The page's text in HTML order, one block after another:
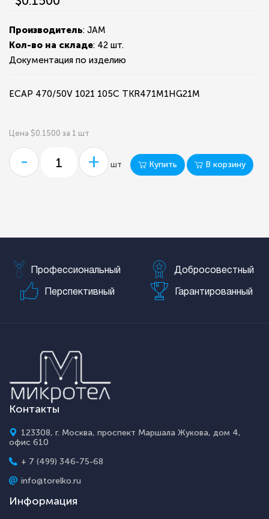
Производитель: JAM
Кол-во на складе: 42 шт.
Документация по изделию
ECAP 470/50V 1021 105C TKR471M1HG21M
Цена $0.1500 за 1 шт
- + шт Купить В корзину
Профессиональный Добросовестный
Перспективный Гарантированный
Контакты
123308, г. Москва, проспект Маршала Жукова, дом 4,
офис 610
+ 7 (499) 346-75-68
info@torelko.ru
Информация